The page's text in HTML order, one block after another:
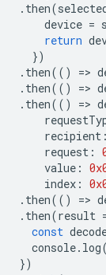
. then(
device =
return
})
. then(() =>
. then(() =>
. then(() =>
recipient :
request :
value :
index :
. then(() =>
. then(result
const
console. log(
})